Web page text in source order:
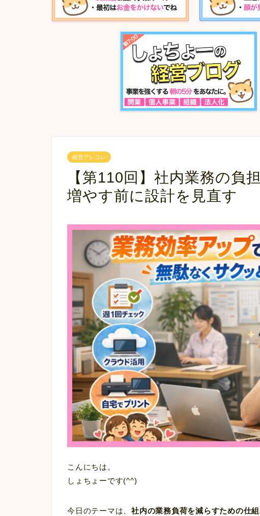
経営アレコレ
【第110回】社内業務の負
増やす前に設計を見直す
こんにちは。
しょちょーです(^^)
今日のテーマは、社内の業務負荷を減らすための仕